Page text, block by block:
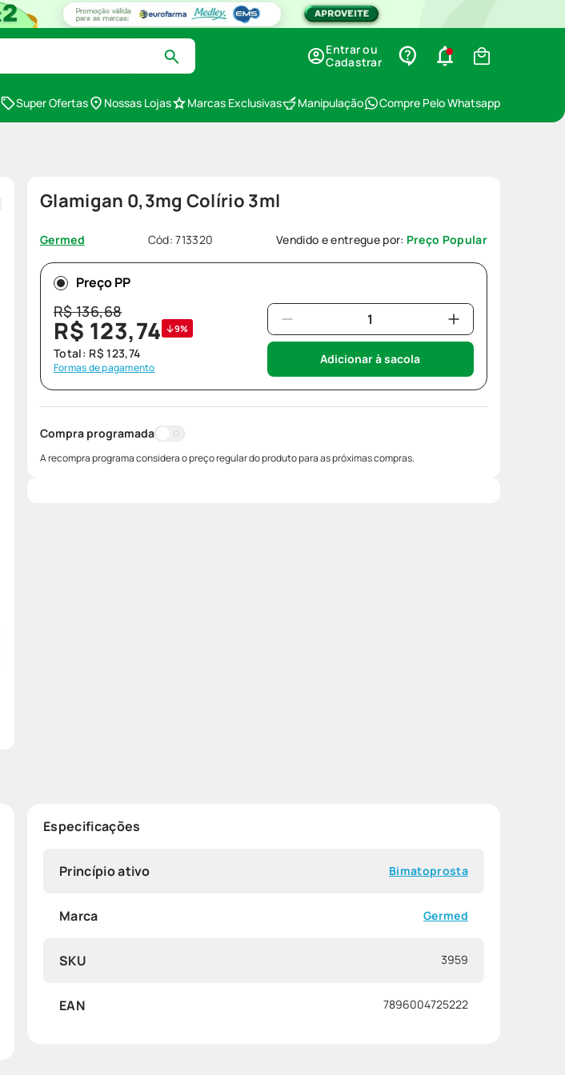
Entrar ou
Cadastrar
Super Ofertas Nossas Lojas Marcas Exclusivas Manipulação Compre Pelo Whatsapp
Glamigan 0,3mg Colírio 3ml
Germed Cód:713320 Vendido e entregue por: Preço Popular
Preço PP
R$136,68
R$ 123,74 9%
Total: R$ 123,74
Formas de pagamento
Adicionar à sacola
Compra programada
A recompra programa considera o preço regular do produto para as próximas compras.
Especificações
Princípio ativo Bimatoprosta
Marca Germed
SKU 3959
EAN 7896004725222